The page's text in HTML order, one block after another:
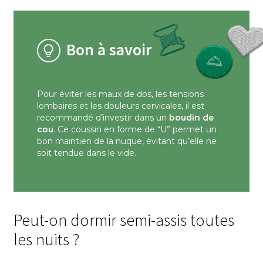
Bon à savoir
Pour éviter les maux de dos, les tensions
lombaires et les douleurs cervicales, il est
recommandé d’investir dans un boudin de
cou. Ce coussin en forme de “U” permet un
bon maintien de la nuque, évitant qu’elle ne
soit tendue dans le vide.
Peut-on dormir semi-assis toutes
les nuits ?